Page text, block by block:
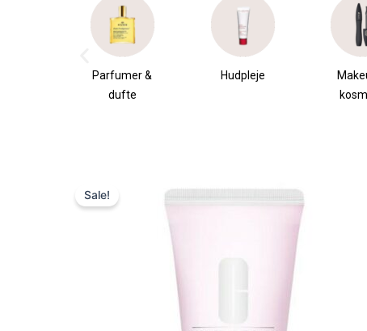
Parfumer &
dufte
Hudpleje
Sale!